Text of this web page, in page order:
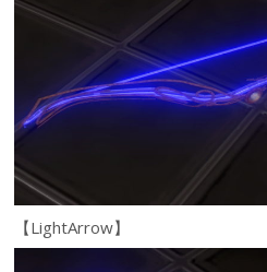
【LightArrow】